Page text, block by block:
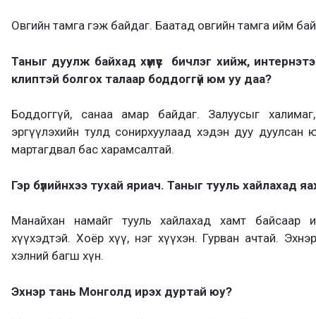
Овгийн тамга гэж байдаг. Баатад овгийн тамга ийм
Таныг дуулж байхад хүмүүс бичлэг хийж,
клиптэй болгох талаар боддоггүй юм уу даа?
Боддоггүй, санаа амар байдаг. Залуусыг
эргүүлэхийн тулд сонирхуулаад хэдэн дуу
мартагдвал бас харамсалтай.
Гэр бүлийнхээ тухай яриач. Таныг тууль хайлахад
Манайхан намайг тууль хайлахад хамт байсаар
хүүхэдтэй. Хоёр хүү, нэг хүүхэн. Гурван ачтай.
хэлний багш хүн.
Эхнэр тань Монголд ирэх дуртай юу?